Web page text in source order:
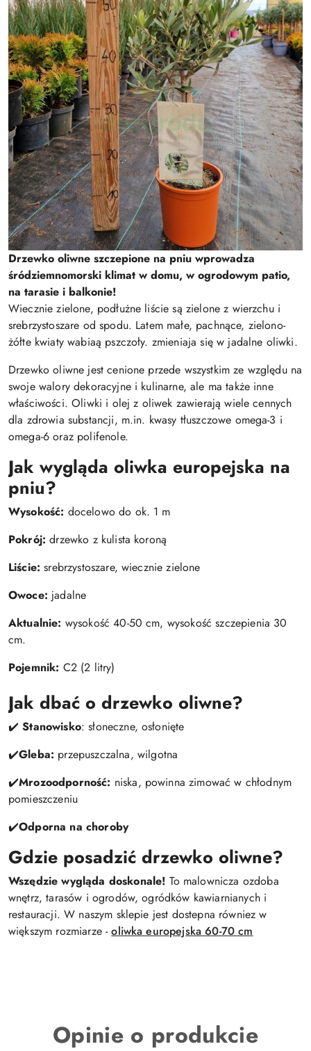
Drzewko oliwne szczepione na pniu wprowadza
śródziemnomorski klimat w domu, w ogrodowym patio,
na tarasie i balkonie!
Wiecznie zielone, podłużne liście są zielone z wierzchu i
srebrzystoszare od spodu. Latem małe, pachnące, zielono-
żółte kwiaty wabiaą pszczoły. zmieniaja się w jadalne oliwki.
Drzewko oliwne jest cenione przede wszystkim ze względu na
swoje walory dekoracyjne i kulinarne, ale ma także inne
właściwości. Oliwki i olej z oliwek zawierają wiele cennych
dla zdrowia substancji, m.in. kwasy tłuszczowe omega-3 i
omega-6 oraz polifenole.
Jak wygląda oliwka europejska na
pniu?
Wysokość: docelowo do ok. 1 m
Pokrój:drzewko z kulista koroną
Liście: srebrzystoszare, wiecznie zielone
Owoce: jadalne
Aktualnie: wysokość 40-50 cm, wysokość szczepienia 30
cm.
Pojemnik: C2 (2 litry)
Jak dbać o drzewko oliwne?
✔️Stanowisko: słoneczne, osłonięte
✔️Gleba: przepuszczalna, wilgotna
✔️Mrozoodporność: niska, powinna zimować w chłodnym
pomieszczeniu
✔️Odporna na choroby
Gdzie posadzić drzewko oliwne?
Wszędzie wygląda doskonale!To malownicza ozdoba
wnętrz, tarasów i ogrodów, ogródków kawiarnianych i
restauracji. W naszym sklepie jest dostepna równiez w
większym rozmiarze -oliwka europejska 60-70 cm
Opinie o produkcie